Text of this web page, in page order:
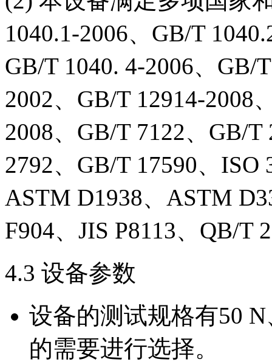
1040.1-2006、GB/T
GB/T 1040. 4-2006、GB/
2002、GB/T 12914-2008
2008、GB/T 7122、GB/
2792、GB/T 17590、
ASTM D1938、ASTM
F904、JIS P8113、QB/T
4.3 设备参数
设备的测试规格有50
的需要进行选择。